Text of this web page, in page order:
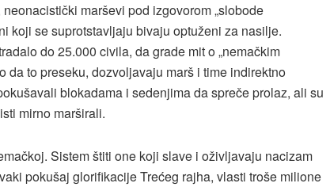
marševi pod izgovorom „slobode
koji se suprotstavljaju bivaju optuženi za nasilje.
do 25.000 civila, da grade mit o „nemačkim
da to preseku, dozvoljavaju marš i time indirektno
blokadama i sedenjima da spreče prolaz, ali su
mirno marširali.
Sistem štiti one koji slave i oživljavaju nacizam
pokušaj glorifikacije Trećeg rajha, vlasti troše milione